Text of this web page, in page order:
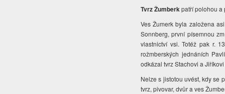
Tvrz Žumberkpatří polohou a
Ves Žumerk byla založena
Sonnberg, první písemnou
vlastnictví vsi. Totéž pak r.
rožmberských jednáních
odkázal tvrz Stachovi a
Nelze s jistotou uvést, kdy se
tvrz, pivovar, dvůr a ves